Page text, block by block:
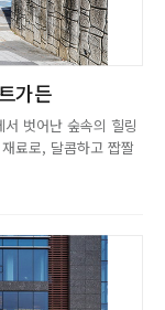
가든
벗어난 숲속의 힐링
료로, 달콤하고 짭짤
이부터 어른까지, 다